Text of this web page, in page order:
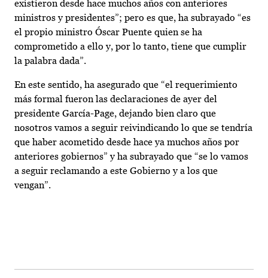
existieron desde hace muchos años con anteriores
ministros y presidentes”; pero es que, ha subrayado “es
el propio ministro Óscar Puente quien se ha
comprometido a ello y, por lo tanto, tiene que cumplir
la palabra dada”.
En este sentido, ha asegurado que “el requerimiento
más formal fueron las declaraciones de ayer del
presidente García-Page, dejando bien claro que
nosotros vamos a seguir reivindicando lo que se tendría
que haber acometido desde hace ya muchos años por
anteriores gobiernos” y ha subrayado que “se lo vamos
a seguir reclamando a este Gobierno y a los que
vengan”.